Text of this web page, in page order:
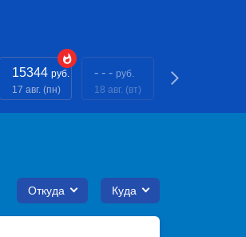
15344 руб.
17 авг. (пн)
- - - руб.
18 авг. (вт)
Откуда Куда